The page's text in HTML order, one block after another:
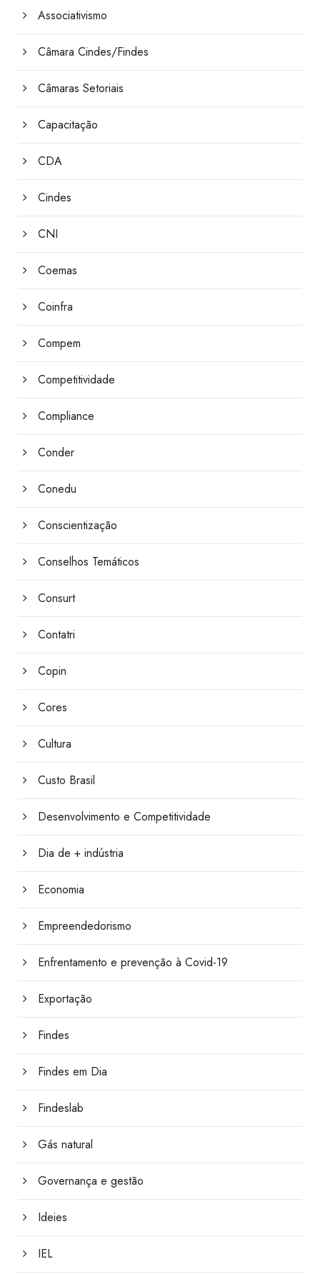
Associativismo
Câmara Cindes/Findes
Câmaras Setoriais
Capacitação
CDA
Cindes
CNI
Coemas
Coinfra
Compem
Competitividade
Compliance
Conder
Conedu
Conscientização
Conselhos Temáticos
Consurt
Contatri
Copin
Cores
Cultura
Custo Brasil
Desenvolvimento e Competitividade
Dia de + indústria
Economia
Empreendedorismo
Enfrentamento e prevenção à Covid-19
Exportação
Findes
Findes em Dia
Findeslab
Gás natural
Governança e gestão
Ideies
IEL